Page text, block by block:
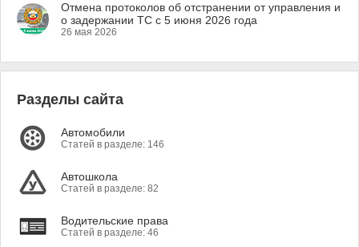
Отмена протоколов об отстранении от управления и
о задержании ТС с 5 июня 2026 года
26 мая 2026
Разделы сайта
Автомобили
Статей в разделе: 146
Автошкола
Статей в разделе: 82
Водительские права
Статей в разделе: 46